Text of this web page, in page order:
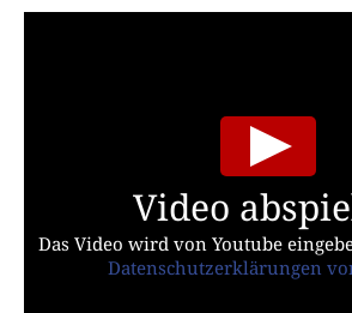
Video
Das Video wird von Youtube
Datenschutzerklärungen